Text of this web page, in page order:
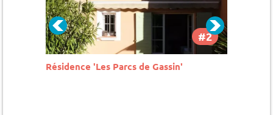
#3
Résidence 'Barbigoua'